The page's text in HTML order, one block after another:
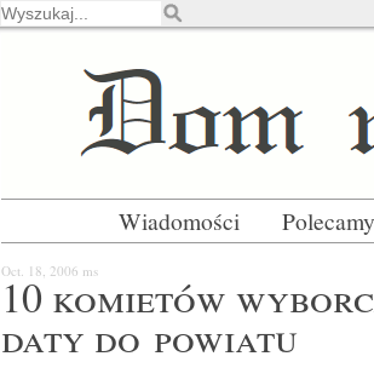
Wiadomości Polecamy
Oct. 18, 2006 ms
10 ko­mie­tów
da­ty do po­wia­tu